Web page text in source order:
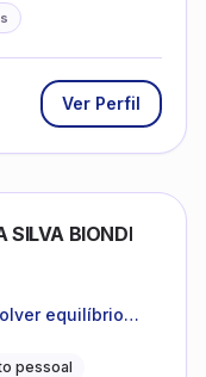
Ver Perfil
SILVA BIONDI
equilíbrio
pessoal